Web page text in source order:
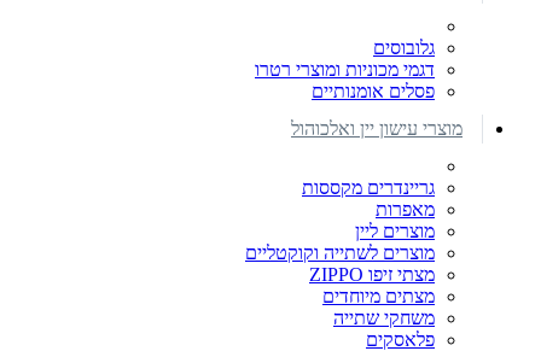
גלובוסים
דגמי מכוניות ומוצרי רטרו
פסלים אומנותיים
מוצרי עישון יין ואלכוהול
גריינדרים מקססות
מאפרות
מוצרים ליין
מוצרים לשתייה וקוקטליים
מצתי זיפו ZIPPO
מצתים מיוחדים
משחקי שתייה
פלאסקים